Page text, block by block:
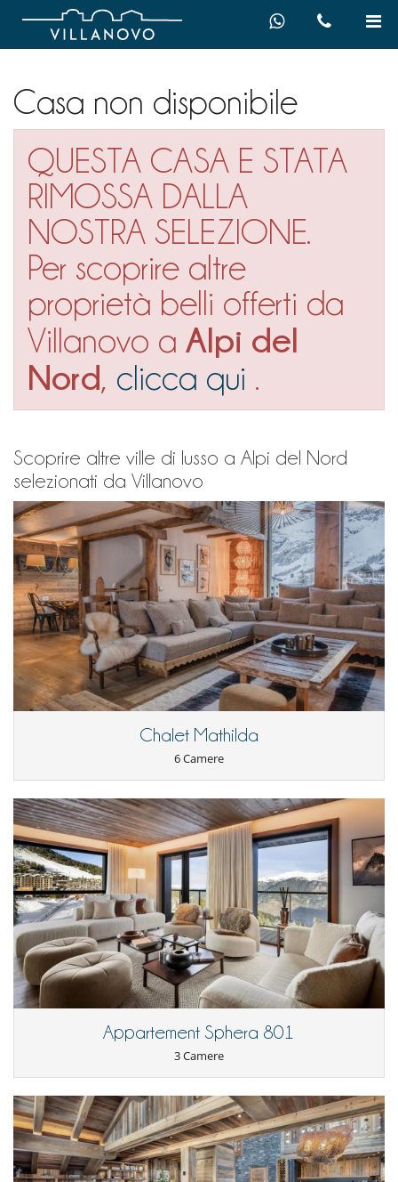
Casa non disponibile
QUESTA CASA E STATA
RIMOSSA DALLA
NOSTRA SELEZIONE.
Per scoprire altre
proprietà belli offerti da
Villanovo a Alpi del
Nord, clicca qui .
Scoprire altre ville di lusso a Alpi del Nord
selezionati da Villanovo
Chalet Mathilda
6 Camere
Appartement Sphera 801
3 Camere